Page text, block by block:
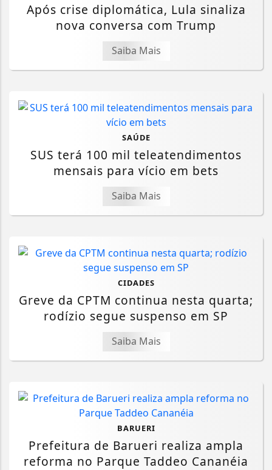
Após crise diplomática, Lula sinaliza
nova conversa com Trump
Saiba Mais
SAÚDE
SUS terá 100 mil teleatendimentos
mensais para vício em bets
Saiba Mais
CIDADES
Greve da CPTM continua nesta quarta;
rodízio segue suspenso em SP
Saiba Mais
BARUERI
Prefeitura de Barueri realiza ampla
reforma no Parque Taddeo Cananéia